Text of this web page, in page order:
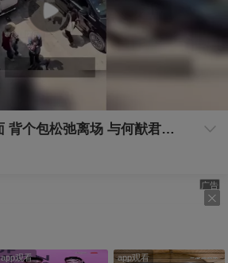
奚梦瑶婚礼后首露面 背个包松弛离场 与何猷君结婚七年诞下一儿一女。二人回应补办婚礼：它是我们这个长长的旅程中的一个庆典
广告
app观看 app观看